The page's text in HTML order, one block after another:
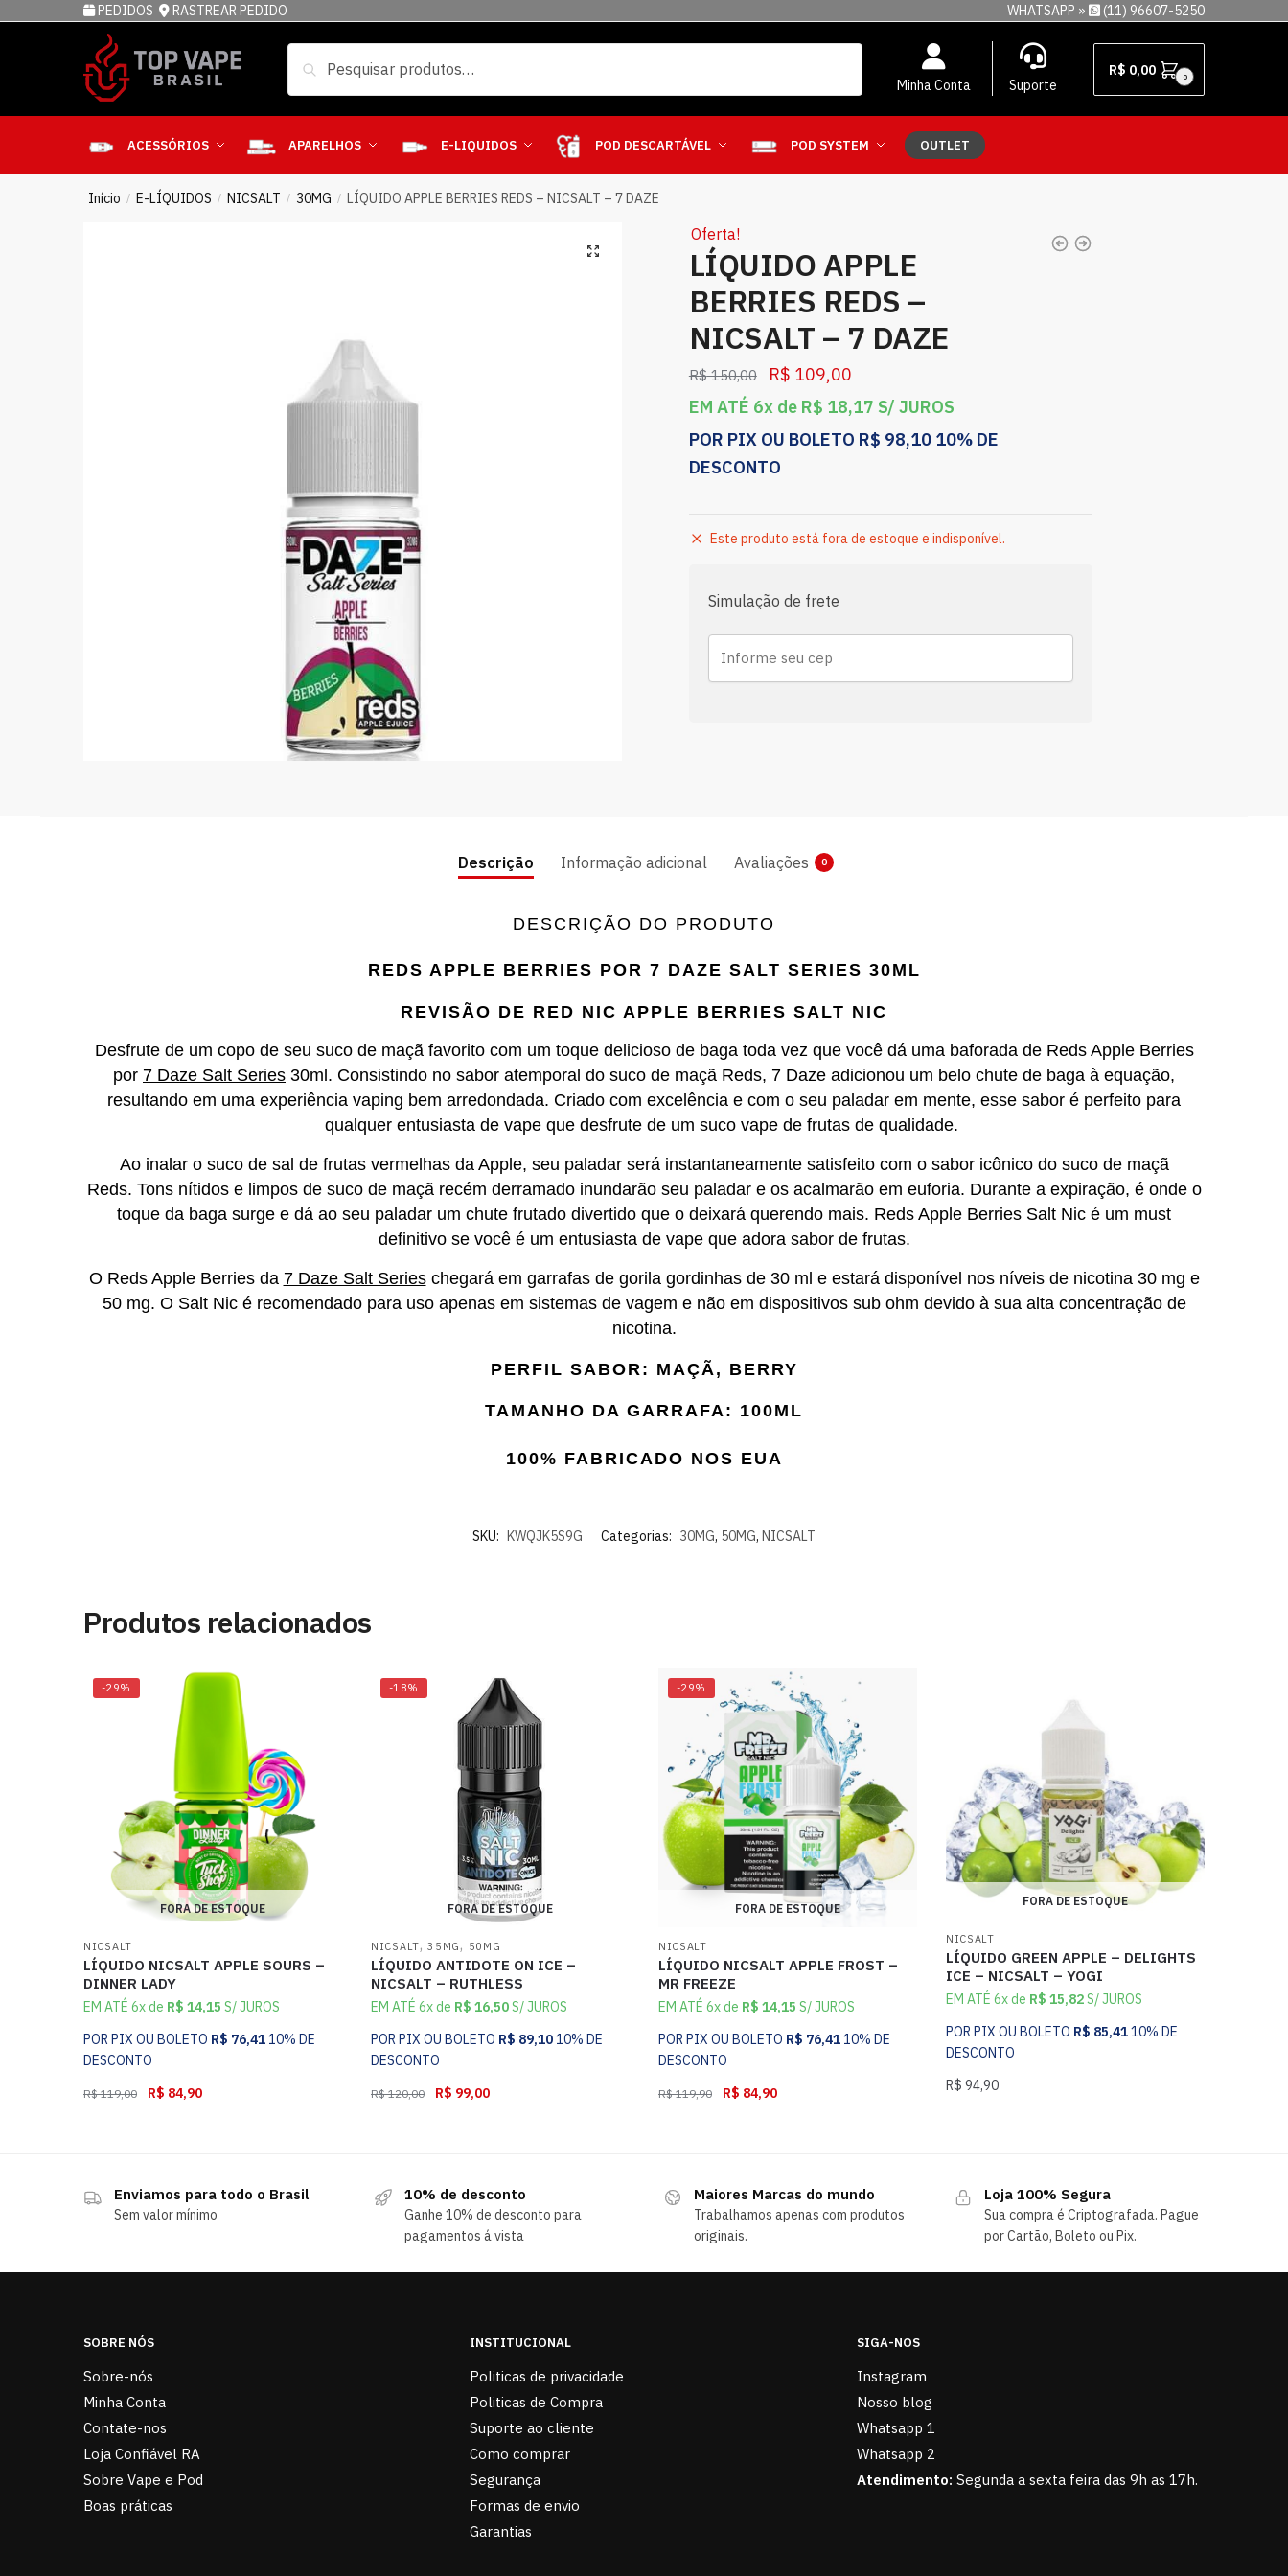
PEDIDOS RASTREAR PEDIDO WHATSAPP » (11) 96607-5250
Minha Conta Suporte
R$ 0,00 0
ACESSÓRIOS APARELHOS E-LIQUIDOS POD DESCARTÁVEL POD SYSTEM OUTLET
Início / E-LÍQUIDOS / NICSALT / 30MG / LÍQUIDO APPLE BERRIES REDS – NICSALT – 7 DAZE
Oferta!
LÍQUIDO APPLE
BERRIES REDS –
NICSALT – 7 DAZE
R$150,00 R$ 109,00
EM ATÉ 6x de R$ 18,17 S/ JUROS
POR PIX OU BOLETO R$ 98,10 10% DE
DESCONTO
Este produto está fora de estoque e indisponível.
Simulação de frete
Descrição Informação adicional Avaliações 0
DESCRIÇÃO DO PRODUTO
REDS APPLE BERRIES POR 7 DAZE SALT SERIES 30ML
REVISÃO DE RED NIC APPLE BERRIES SALT NIC
Desfrute de um copo de seu suco de maçã favorito com um toque delicioso de baga toda vez que você dá uma baforada de Reds Apple Berries
por 7 Daze Salt Series 30ml. Consistindo no sabor atemporal do suco de maçã Reds, 7 Daze adicionou um belo chute de baga à equação,
resultando em uma experiência vaping bem arredondada. Criado com excelência e com o seu paladar em mente, esse sabor é perfeito para
qualquer entusiasta de vape que desfrute de um suco vape de frutas de qualidade.
Ao inalar o suco de sal de frutas vermelhas da Apple, seu paladar será instantaneamente satisfeito com o sabor icônico do suco de maçã
Reds. Tons nítidos e limpos de suco de maçã recém derramado inundarão seu paladar e os acalmarão em euforia. Durante a expiração, é onde o
toque da baga surge e dá ao seu paladar um chute frutado divertido que o deixará querendo mais. Reds Apple Berries Salt Nic é um must
definitivo se você é um entusiasta de vape que adora sabor de frutas.
O Reds Apple Berries da 7 Daze Salt Serieschegará em garrafas de gorila gordinhas de 30 ml e estará disponível nos níveis de nicotina 30 mg e
50 mg. O Salt Nic é recomendado para uso apenas em sistemas de vagem e não em dispositivos sub ohm devido à sua alta concentração de
nicotina.
PERFIL SABOR: MAÇÃ, BERRY
TAMANHO DA GARRAFA: 100ML
100% FABRICADO NOS EUA
SKU: KWQJK5S9G Categorias: 30MG, 50MG, NICSALT
Produtos relacionados
-29%
FORA DE ESTOQUE
NICSALT
LÍQUIDO NICSALT APPLE SOURS –
DINNER LADY
EM ATÉ 6x de R$ 14,15 S/ JUROS
POR PIX OU BOLETO R$ 76,4110% DE
DESCONTO
R$119,00 R$ 84,90
-18%
FORA DE ESTOQUE
NICSALT,35MG, 50MG
LÍQUIDO ANTIDOTE ON ICE –
NICSALT – RUTHLESS
EM ATÉ 6x de R$ 16,50S/ JUROS
POR PIX OU BOLETO R$ 89,1010% DE
DESCONTO
R$120,00 R$ 99,00
-29%
FORA DE ESTOQUE
NICSALT
LÍQUIDO NICSALT APPLE FROST –
MR FREEZE
EM ATÉ 6x de R$ 14,15 S/ JUROS
POR PIX OU BOLETO R$ 76,4110% DE
DESCONTO
R$119,90 R$ 84,90
FORA DE ESTOQUE
NICSALT
LÍQUIDO GREEN APPLE – DELIGHTS
ICE – NICSALT – YOGI
EM ATÉ 6x de R$ 15,82S/ JUROS
POR PIX OU BOLETO R$ 85,4110% DE
DESCONTO
R$ 94,90
Enviamos para todo o Brasil
Sem valor mínimo
10% de desconto
Ganhe 10% de desconto para
pagamentos á vista
Maiores Marcas do mundo
Trabalhamos apenas com produtos
originais.
Loja 100% Segura
Sua compra é Criptografada. Pague
por Cartão, Boleto ou Pix.
SOBRE NÓS
Sobre-nós
Minha Conta
Contate-nos
Loja Confiável RA
Sobre Vape e Pod
Boas práticas
INSTITUCIONAL
Politicas de privacidade
Politicas de Compra
Suporte ao cliente
Como comprar
Segurança
Formas de envio
Garantias
SIGA-NOS
Instagram
Nosso blog
Whatsapp 1
Whatsapp 2
Atendimento: Segunda a sexta feira das 9h as 17h.